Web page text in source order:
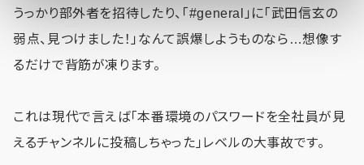
うっかり部外者を招待したり、「#general」に「武田信玄の
弱点、見つけました！」なんて誤爆しようものなら…想像す
るだけで背筋が凍ります。
これは現代で言えば「本番環境のパスワードを全社員が見
えるチャンネルに投稿しちゃった」レベルの大事故です。